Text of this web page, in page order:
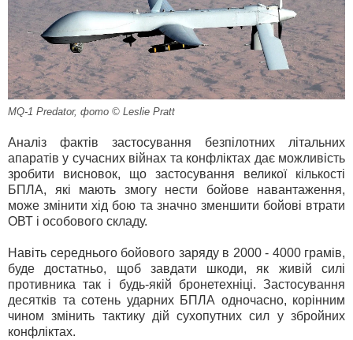
MQ-1 Predator, фото © Leslie Pratt
Аналіз фактів застосування безпілотних літальних
апаратів у сучасних війнах та конфліктах дає можливість
зробити висновок, що застосування великої кількості
БПЛА, які мають змогу нести бойове навантаження,
може змінити хід бою та значно зменшити бойові втрати
ОВТ і особового складу.
Навіть середнього бойового заряду в 2000 - 4000 грамів,
буде достатньо, щоб завдати шкоди, як живій силі
противника так і будь-якій бронетехніці. Застосування
десятків та сотень ударних БПЛА одночасно, корінним
чином змінить тактику дій сухопутних сил у збройних
конфліктах.